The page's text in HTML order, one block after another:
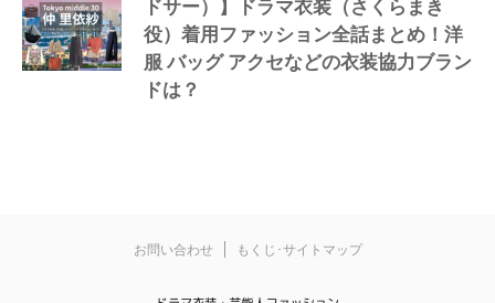
ドサー）】ドラマ衣装（さくらまき
役）着用ファッション全話まとめ！洋
服 バッグ アクセなどの衣装協力ブラン
ドは？
お問い合わせ もくじ･サイトマップ